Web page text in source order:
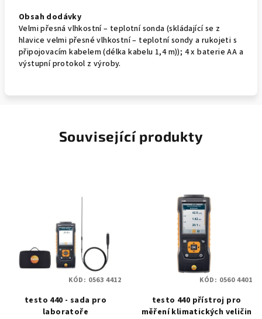
Obsah dodávky
Velmi přesná vlhkostní – teplotní sonda (skládající se z
hlavice velmi přesné vlhkostní – teplotní sondy a rukojeti s
připojovacím kabelem (délka kabelu 1,4 m)); 4 x baterie AA a
výstupní protokol z výroby.
Související produkty
testo 440 - sada pro
laboratoře
KÓD: 0563 4412
testo 440 přístroj pro
měření klimatických veličin
KÓD: 0560 4401